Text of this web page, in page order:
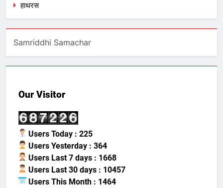
हाथरस
Samriddhi Samachar
Our Visitor
Users Today : 225
Users Yesterday : 364
Users Last 7 days : 1668
Users Last 30 days : 10457
Users This Month : 1464